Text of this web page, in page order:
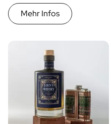
Bewertungen
Blog
Mehr Infos